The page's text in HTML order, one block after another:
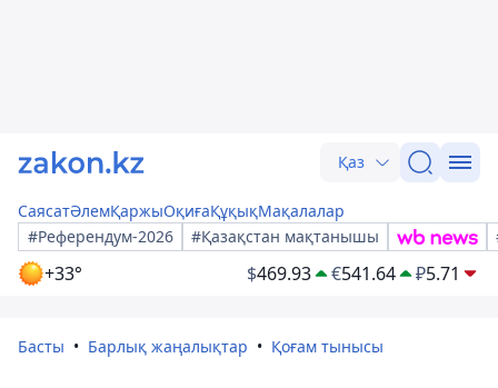
Қаз
СаясатӘлемҚаржыОқиғаҚұқықМақалалар
#Референдум-2026
#Қазақстан мақтанышы
+33° $469.93 €541.64 ₽5.71
Басты Барлық жаңалықтар Қоғам тынысы